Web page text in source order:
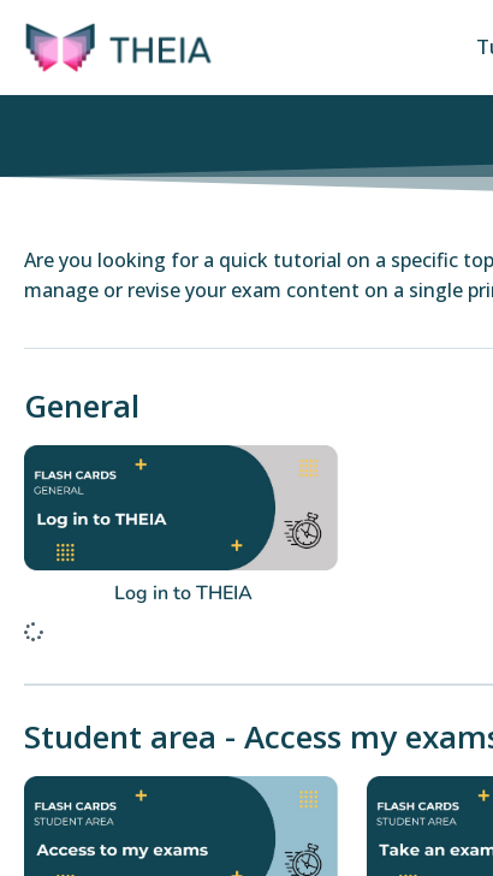
Are you looking for a quick tutorial on a specific
manage or revise your exam content on a single
General
Log in to THEIA
Student area - Access my